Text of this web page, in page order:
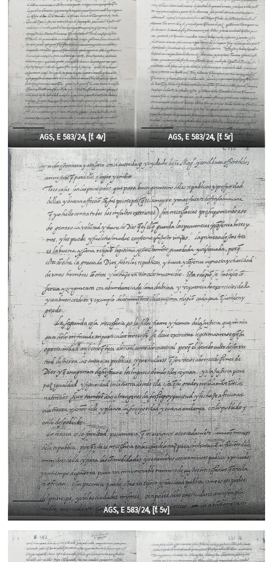
AGS, E 583/24, [f.4v] AGS, E 583/24, [f. 5r]
AGS, E 583/24, [f. 5v]